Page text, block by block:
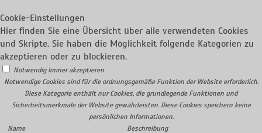
Cookie-Einstellungen
Hier finden Sie eine Übersicht über alle verwendeten Cookies
und Skripte. Sie haben die Möglichkeit folgende Kategorien zu
akzeptieren oder zu blockieren.
Notwendig Immer akzeptieren
Notwendige Cookies sind für die ordnungsgemäße Funktion der Website erforderlich.
Diese Kategorie enthält nur Cookies, die grundlegende Funktionen und
Sicherheitsmerkmale der Website gewährleisten. Diese Cookies speichern keine
persönlichen Informationen.
Name
Beschreibung